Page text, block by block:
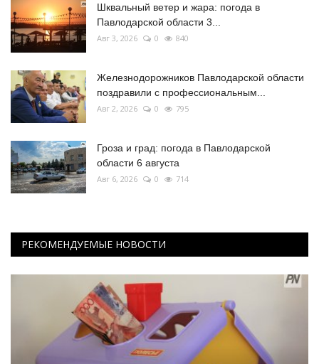
Шквальный ветер и жара: погода в
Павлодарской области 3...
Авг 3, 2026 0 840
Железнодорожников Павлодарской области
поздравили с профессиональным...
Авг 2, 2026 0 795
Гроза и град: погода в Павлодарской
области 6 августа
Авг 6, 2026 0 714
РЕКОМЕНДУЕМЫЕ НОВОСТИ